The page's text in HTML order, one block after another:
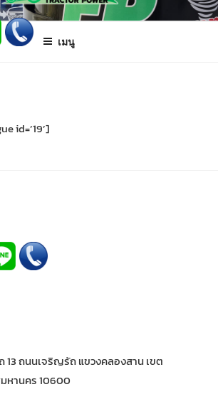
DIRECT
ะไหล่ รถไถ แทรกเตอร์ เครื่องมือจักรกลเกษตร จัดส่ง
เมนู
id=’19’]
13 ถนนเจริญรัถ แขวงคลองสาน เขต
หานคร 10600